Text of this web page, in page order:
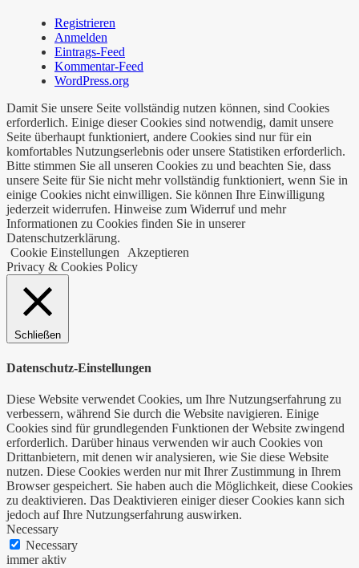
Registrieren
Anmelden
Eintrags-Feed
Kommentar-Feed
WordPress.org
Damit Sie unsere Seite vollständig nutzen können, sind Cookies
erforderlich. Einige dieser Cookies sind notwendig, damit unsere
Seite überhaupt funktioniert, andere Cookies sind nur für ein
komfortables Nutzungserlebnis oder unsere Statistiken erforderlich.
Bitte stimmen Sie all unseren Cookies zu und beachten Sie, dass
unsere Seite für Sie nicht mehr vollständig funktioniert, wenn Sie in
einige Cookies nicht einwilligen. Sie können Ihre Einwilligung
jederzeit widerrufen. Hinweise zum Widerruf und mehr
Informationen zu Cookies finden Sie in unserer
Datenschutzerklärung.
Cookie Einstellungen
Akzeptieren
Privacy & Cookies Policy
Schließen
Datenschutz-Einstellungen
Diese Website verwendet Cookies, um Ihre Nutzungserfahrung zu
verbessern, während Sie durch die Website navigieren. Einige
Cookies sind für grundlegenden Funktionen der Website zwingend
erforderlich. Darüber hinaus verwenden wir auch Cookies von
Drittanbietern, mit denen wir analysieren, wie Sie diese Website
nutzen. Diese Cookies werden nur mit Ihrer Zustimmung in Ihrem
Browser gespeichert. Sie haben auch die Möglichkeit, diese Cookies
zu deaktivieren. Das Deaktivieren einiger dieser Cookies kann sich
jedoch auf Ihre Nutzungserfahrung auswirken.
Necessary
Necessary
immer aktiv